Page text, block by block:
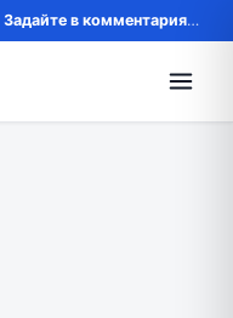
Задайте в комментариях — ответим!